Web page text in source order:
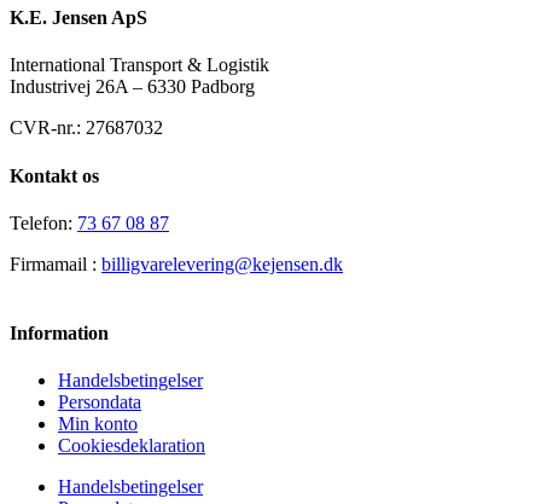
K.E. Jensen ApS
International Transport & Logistik
Industrivej 26A – 6330 Padborg
CVR-nr.: 27687032
Kontakt os
Telefon: 73 67 08 87
Firmamail : billigvarelevering@kejensen.dk
Information
Handelsbetingelser
Persondata
Min konto
Cookiesdeklaration
Handelsbetingelser